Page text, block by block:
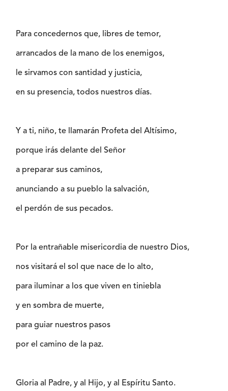
Para concedernos que, libres de temor,
arrancados de la mano de los enemigos,
le sirvamos con santidad y justicia,
en su presencia, todos nuestros días.
Y a ti, niño, te llamarán Profeta del Altísimo,
porque irás delante del Señor
a preparar sus caminos,
anunciando a su pueblo la salvación,
el perdón de sus pecados.
Por la entrañable misericordia de nuestro Dios,
nos visitará el sol que nace de lo alto,
para iluminar a los que viven en tiniebla
y en sombra de muerte,
para guiar nuestros pasos
por el camino de la paz.
Gloria al Padre, y al Hijo, y al Espíritu Santo.